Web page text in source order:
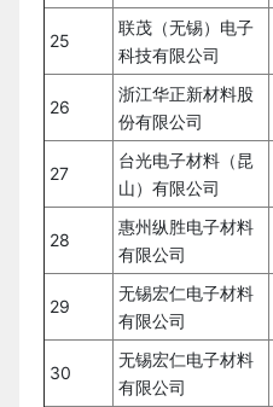
25
联茂（无锡）电子
科技有限公司
26
浙江华正新材料股
份有限公司
27
台光电子材料（昆
山）有限公司
28
惠州纵胜电子材料
有限公司
29
无锡宏仁电子材料
有限公司
30
无锡宏仁电子材料
有限公司